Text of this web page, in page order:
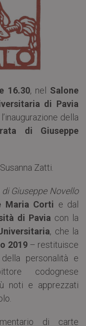
16.30, nel Salone
di Pavia
della
di Giuseppe
Zatti.
Giuseppe Novello
Maria Corti e dal
di Pavia con la
, che la
2019– restituisce
personalità e
codognese
noti e apprezzati
di carte